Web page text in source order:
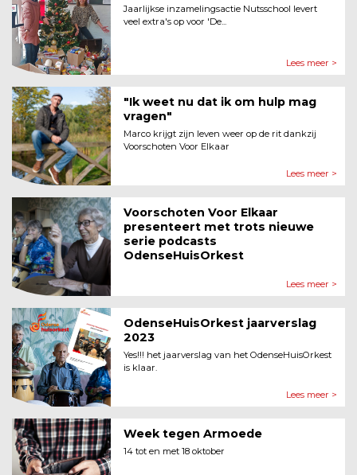
Jaarlijkse inzamelingsactie Nutsschool levert
veel extra's op voor 'De...
Lees meer >
"Ik weet nu dat ik om hulp mag
vragen"
Marco krijgt zijn leven weer op de rit dankzij
Voorschoten Voor Elkaar
Lees meer >
Voorschoten Voor Elkaar
presenteert met trots nieuwe
serie podcasts
OdenseHuisOrkest
Lees meer >
OdenseHuisOrkest jaarverslag
2023
Yes!!! het jaarverslag van het OdenseHuisOrkest
is klaar.
Lees meer >
Week tegen Armoede
14 tot en met 18 oktober